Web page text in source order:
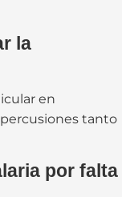
la
en
tanto
por falta